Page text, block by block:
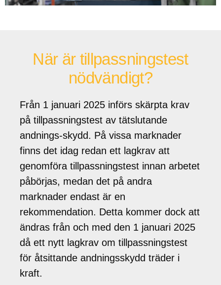
När är tillpassningstest
nödvändigt?
Från 1 januari 2025 införs skärpta krav
på tillpassningstest av tätslutande
andnings-skydd. På vissa marknader
finns det idag redan ett lagkrav att
genomföra tillpassningstest innan arbetet
påbörjas, medan det på andra
marknader endast är en
rekommendation. Detta kommer dock att
ändras från och med den 1 januari 2025
då ett nytt lagkrav om tillpassningstest
för åtsittande andningsskydd träder i
kraft.